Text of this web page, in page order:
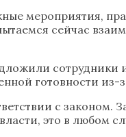
мероприятия,
сейчас
сотрудники
готовности из-
с законом.
это в любом